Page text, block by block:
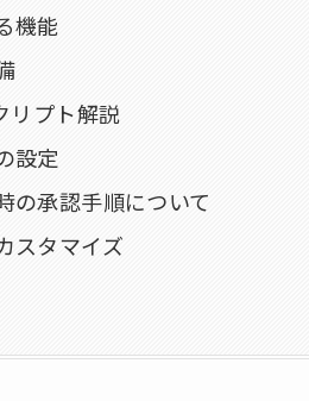
機能
リプト解説
設定
の承認手順について
スタマイズ